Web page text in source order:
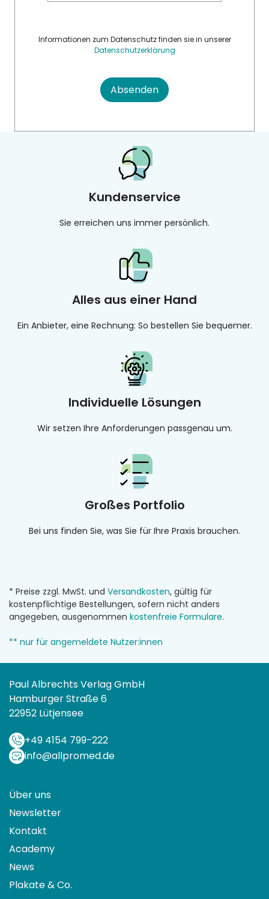
Informationen zum Datenschutz finden sie in unserer
Datenschutzerklärung
Absenden
Kundenservice
Sie erreichen uns immer persönlich.
Alles aus einer Hand
Ein Anbieter, eine Rechnung: So bestellen Sie bequemer.
Individuelle Lösungen
Wir setzen Ihre Anforderungen passgenau um.
Großes Portfolio
Bei uns finden Sie, was Sie für Ihre Praxis brauchen.
* Preise zzgl. MwSt. und Versandkosten, gültig für
kostenpflichtige Bestellungen, sofern nicht anders
angegeben, ausgenommen kostenfreie Formulare.
** nur für angemeldete Nutzer:innen
Paul Albrechts Verlag GmbH
Hamburger Straße 6
22952 Lütjensee
+49 4154 799-222
info@allpromed.de
Über uns
Newsletter
Kontakt
Academy
News
Plakate & Co.